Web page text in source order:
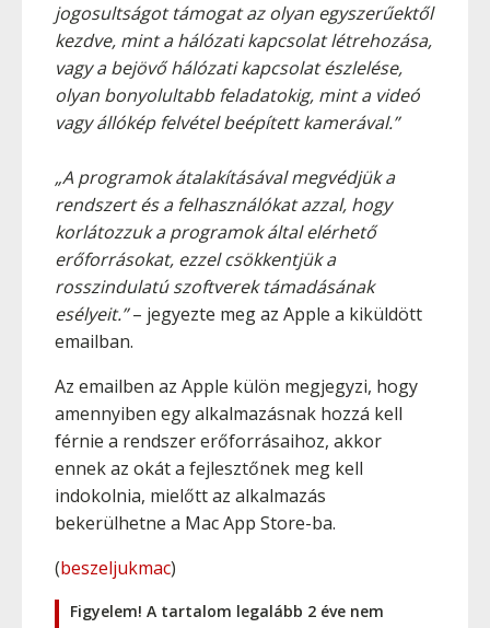
jogosultságot támogat az olyan egyszerűektől
kezdve, mint a hálózati kapcsolat létrehozása,
vagy a bejövő hálózati kapcsolat észlelése,
olyan bonyolultabb feladatokig, mint a videó
vagy állókép felvétel beépített kamerával.”
„A programok átalakításával megvédjük a
rendszert és a felhasználókat azzal, hogy
korlátozzuk a programok által elérhető
erőforrásokat, ezzel csökkentjük a
rosszindulatú szoftverek támadásának
esélyeit.”– jegyezte meg az Apple a kiküldött
emailban.
Az emailben az Apple külön megjegyzi, hogy
amennyiben egy alkalmazásnak hozzá kell
férnie a rendszer erőforrásaihoz, akkor
ennek az okát a fejlesztőnek meg kell
indokolnia, mielőtt az alkalmazás
bekerülhetne a Mac App Store-ba.
(beszeljukmac)
Figyelem! A tartalom legalább 2 éve nem